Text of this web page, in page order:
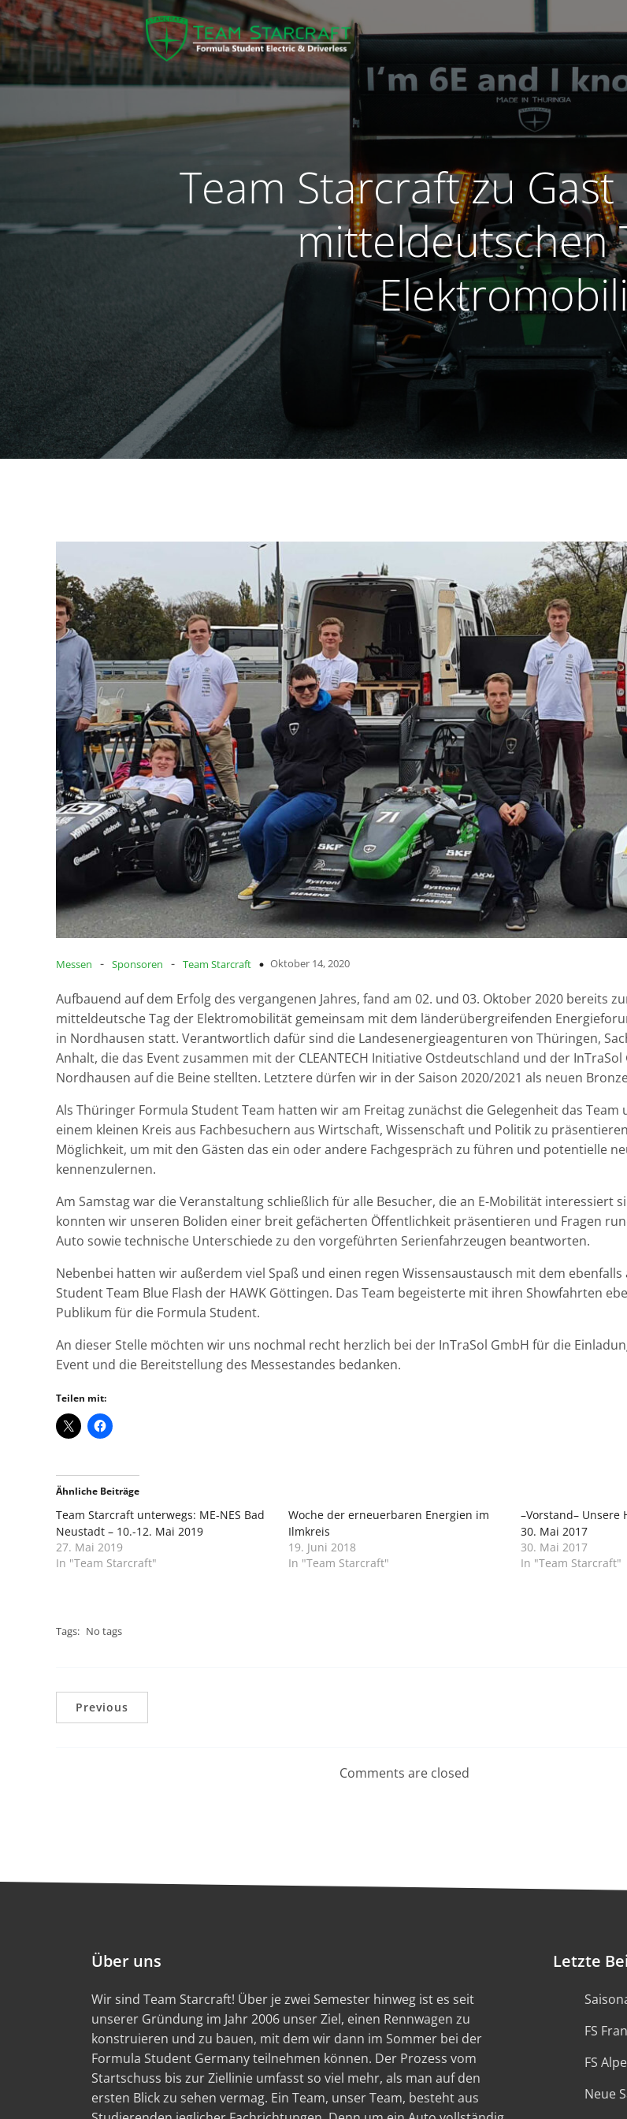
Team Starcraft zu
mitteldeutschen
Messen - Sponsoren - Team Starcraft Oktober 14, 2020
Aufbauend auf dem Erfolg des vergangenen Jahres, fand am 02. und 03. Oktober 2020 bereits
mitteldeutsche Tag der Elektromobilität gemeinsam mit dem länderübergreifenden
in Nordhausen statt. Verantwortlich dafür sind die Landesenergieagenturen von Thüringen,
Anhalt, die das Event zusammen mit der CLEANTECH Initiative Ostdeutschland und der InTraSol
Nordhausen auf die Beine stellten. Letztere dürfen wir in der Saison 2020/2021 als neuen
Als Thüringer Formula Student Team hatten wir am Freitag zunächst die Gelegenheit das Team
einem kleinen Kreis aus Fachbesuchern aus Wirtschaft, Wissenschaft und Politikzu präsentieren
Möglichkeit, um mit den Gästen das ein oder andere Fachgespräch zu führen und potentielle
kennenzulernen.
Am Samstagwar dieVeranstaltung schließlich für alle Besucher, die an E-Mobilität interessiert
konnten wir unseren Boliden einer breit gefächerten Öffentlichkeit präsentieren und Fragen
Auto sowietechnische Unterschiede zu den vorgeführten Serienfahrzeugen beantworten.
Nebenbei hatten wiraußerdem viel Spaß und einen regen Wissensaustausch mit dem
Student Team Blue Flash der HAWK Göttingen. Das Team begeisterte mit ihren Showfahrten
Publikum für die Formula Student.
An dieser Stelle möchten wir uns nochmal recht herzlich bei der InTraSol GmbH für die
Event und die Bereitstellung des Messestandes bedanken.
Teilen mit:
Ähnliche Beiträge
Team Starcraft unterwegs: ME-NES Bad
Neustadt – 10.-12. Mai 2019
27. Mai 2019
In "Team Starcraft"
Woche der erneuerbaren Energien im
Ilmkreis
19. Juni 2018
In "Team Starcraft"
–Vorstand– Unsere
30. Mai 2017
30. Mai 2017
In "Team Starcraft"
Tags: No tags
Previous
Comments are closed
Über uns
Wir sind Team Starcraft! Über je zwei Semester hinweg ist es seit
unserer Gründung im Jahr 2006 unser Ziel, einen Rennwagen zu
konstruieren und zu bauen, mit dem wir dann im Sommer bei der
Formula Student Germany teilnehmen können. Der Prozess vom
Startschuss bis zur Ziellinie umfasst so viel mehr, als man auf den
ersten Blick zu sehen vermag. Ein Team, unser Team, besteht aus
Letzte
FS
FS
Neue